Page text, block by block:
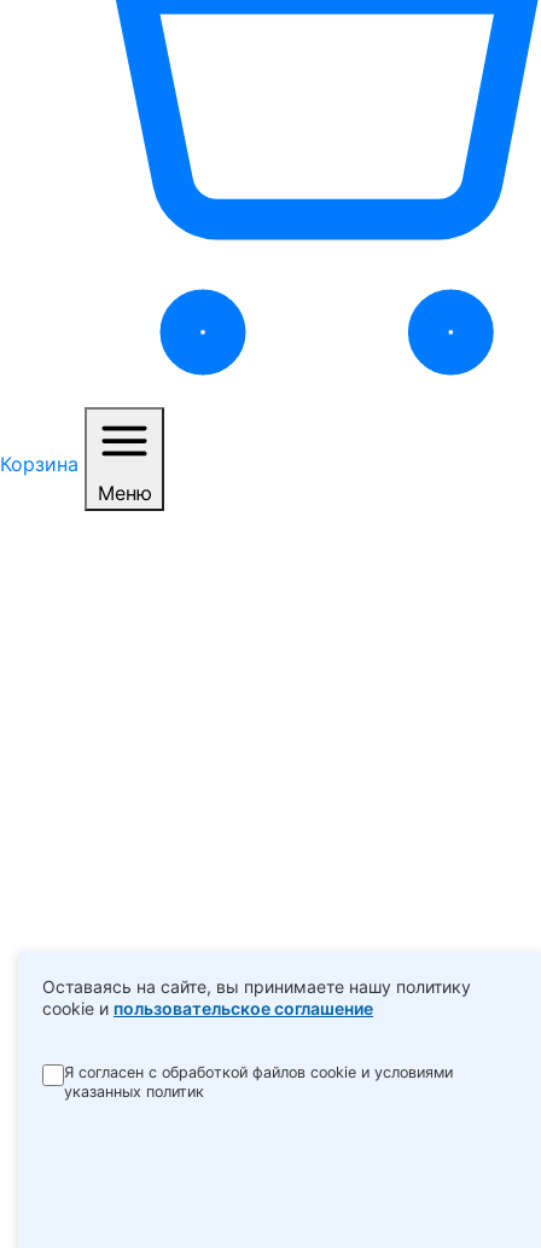
Оставаясь на сайте, вы принимаете нашу политику
cookie и пользовательское соглашение
Я согласен с обработкой файлов cookie и условиями
указанных политик
Корзина
Меню